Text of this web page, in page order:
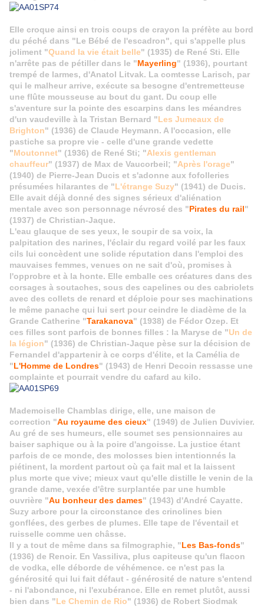
Elle croque ainsi en trois coups de crayon la préfète au bord
du péché dans "Le Bébé de l'escadron", qui s'appelle plus
joliment "Quand la vie était belle" (1935) de René Sti. Elle
n'arrête pas de pétiller dans le "Mayerling" (1936), pourtant
trempé de larmes, d'Anatol Litvak. La comtesse Larisch, par
qui le malheur arrive, exécute sa besogne d'entremetteuse
une flûte mousseuse au bout du gant. Du coup elle
s'aventure sur la pointe des escarpins dans les méandres
d'un vaudeville à la Tristan Bernard "Les Jumeaux de
Brighton" (1936) de Claude Heymann. A l'occasion, elle
pastiche sa propre vie - celle d'une grande vedette
"Moutonnet" (1936) de René Sti; "Alexis gentleman
chauffeur" (1937) de Max de Vaucorbeil; "Après l'orage"
(1940) de Pierre-Jean Ducis et s'adonne aux fofolleries
présumées hilarantes de "L'étrange Suzy" (1941) de Ducis.
Elle avait déjà donné des signes sérieux d'aliénation
mentale avec son personnage névrosé des "Pirates du rail"
(1937) de Christian-Jaque.
L'eau glauque de ses yeux, le soupir de sa voix, la
palpitation des narines, l'éclair du regard voilé par les faux
cils lui concèdent une solide réputation dans l'emploi des
mauvaises femmes, venues on ne sait d'où, promises à
l'opprobre et à la honte. Elle emballe ces créatures dans des
corsages à soutaches, sous des capelines ou des cabriolets
avec des collets de renard et déploie pour ses machinations
le même panache qui lui sert pour ceindre le diadème de la
Grande Catherine "Tarakanova" (1938) de Fédor Ozep. Et
ces filles sont parfois de bonnes filles : la Maryse de "Un de
la légion" (1936) de Christian-Jaque pèse sur la décision de
Fernandel d'appartenir à ce corps d'élite, et la Camélia de
"L'Homme de Londres" (1943) de Henri Decoin ressasse une
complainte et pourrait vendre du cafard au kilo.
Mademoiselle Chamblas dirige, elle, une maison de
correction "Au royaume des cieux" (1949) de Julien Duvivier.
Au gré de ses humeurs, elle soumet ses pensionnaires au
baiser saphique ou à la poire d'angoisse. La justice étant
parfois de ce monde, des molosses bien intentionnés la
piétinent, la mordent partout où ça fait mal et la laissent
plus morte que vive; mieux vaut qu'elle distille le venin de la
grande dame, vexée d'être surplantée par une humble
ouvrière "Au bonheur des dames" (1943) d'André Cayatte.
Suzy arbore pour la circonstance des crinolines bien
gonflées, des gerbes de plumes. Elle tape de l'éventail et
ruisselle comme uen châsse.
Il y a tout de même dans sa filmographie, "Les Bas-fonds"
(1936) de Renoir. En Vassiliva, plus capiteuse qu'un flacon
de vodka, elle déborde de véhémence. ce n'est pas la
générosité qui lui fait défaut - générosité de nature s'entend
- ni l'abondance, ni l'exubérance. Elle en remet plutôt, aussi
bien dans "Le Chemin de Rio" (1936) de Robert Siodmak